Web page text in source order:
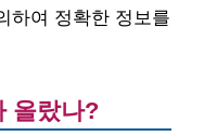
하여 정확한 정보를
올랐나?